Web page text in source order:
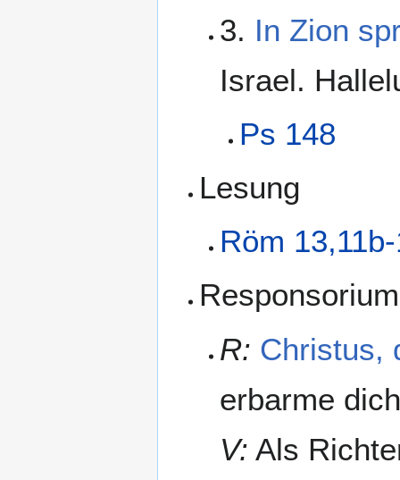
3. In Zion
Israel.
Ps 148
Lesung
Röm
Responsorium
R: Christus,
erbarme
V: Als